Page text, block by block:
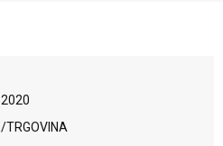
TRGOVINA